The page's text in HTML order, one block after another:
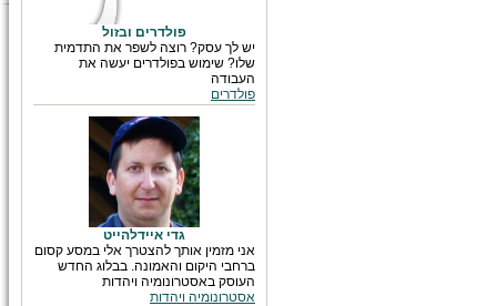
פולדרים ובזול
יש לך עסק? רוצה לשפר את התדמית
שלו? שימוש בפולדרים יעשה את
העבודה
פולדרים
גדי איידלהייט
אני מזמין אותך להצטרך אלי במסע קסום
ברחבי היקום והאמונה. בבלוג החדש
העוסק באסטרונומיה ויהדות
אסטרונומיה ויהדות